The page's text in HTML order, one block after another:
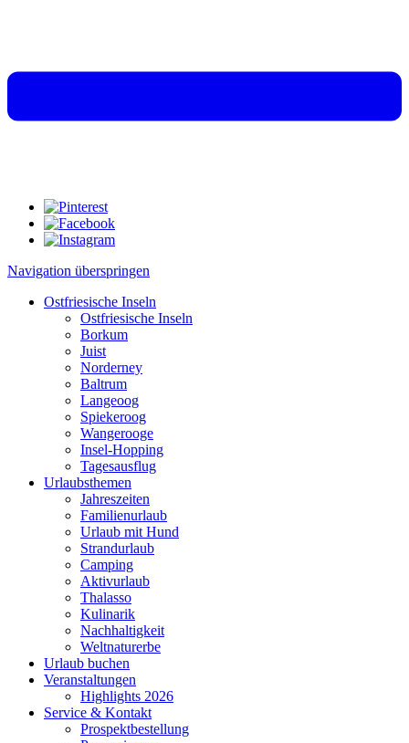
Navigation überspringen
Ostfriesische Inseln
Ostfriesische Inseln
Borkum
Juist
Norderney
Baltrum
Langeoog
Spiekeroog
Wangerooge
Insel-Hopping
Tagesausflug
Urlaubsthemen
Jahreszeiten
Familienurlaub
Urlaub mit Hund
Strandurlaub
Camping
Aktivurlaub
Thalasso
Kulinarik
Nachhaltigkeit
Weltnaturerbe
Urlaub buchen
Veranstaltungen
Highlights 2026
Service & Kontakt
Prospektbestellung